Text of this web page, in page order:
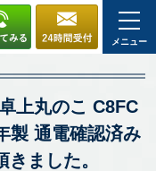
メニュー
上丸のこ C8FC
製 通電確認済み
ました。